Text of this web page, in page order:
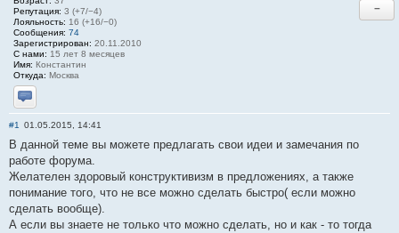
Репутация: 3 (+7/−4)
Лояльность: 16 (+16/−0)
Сообщения: 74
Зарегистрирован: 20.11.2010
С нами: 15 лет 8 месяцев
Имя: Константин
Откуда: Москва
Отправить личное сообщение
−
#1 01.05.2015, 14:41
В данной теме вы можете предлагать свои идеи и замечания по
работе форума.
Желателен здоровый конструктивизм в предложениях, а также
понимание того, что не все можно сделать быстро( если можно
сделать вообще).
А если вы знаете не только что можно сделать, но и как - то тогда